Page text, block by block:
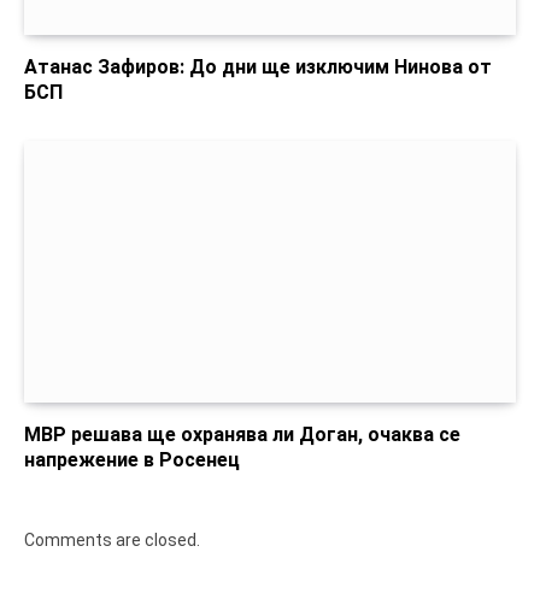
Атанас Зафиров: До дни ще изключим Нинова от
БСП
МВР решава ще охранява ли Доган, очаква се
напрежение в Росенец
Comments are closed.